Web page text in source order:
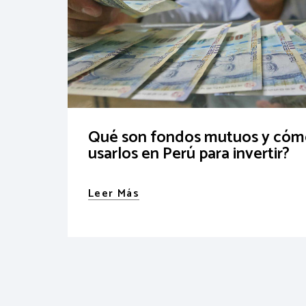
Qué son fondos mutuos y
usarlos en Perú para invertir?
Leer Más